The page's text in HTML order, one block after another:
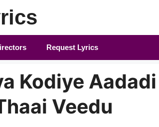
Request Lyrics
Kodiye
Veedu